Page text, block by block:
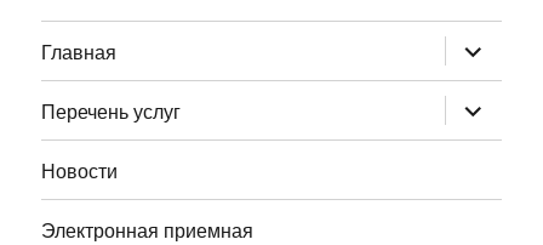
Главная раскрыть
дочернее
меню
Перечень услуг
раскрыть
дочернее
меню
Новости
Электронная приемная